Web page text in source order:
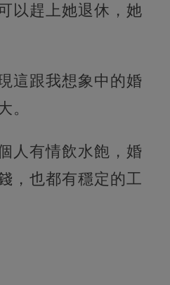
以趕上她退休，她
這跟我想象中的婚
。
人有情飲水飽，婚
，也都有穩定的工